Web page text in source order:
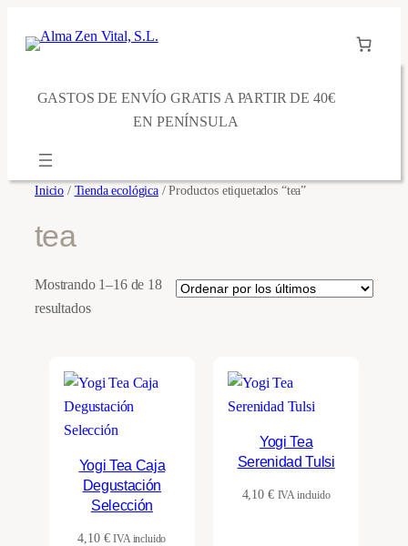
GASTOS DE ENVÍO GRATIS A PARTIR DE 40€
EN PENÍNSULA
Inicio / Tienda ecológica/ Productos etiquetados “tea”
tea
Mostrando 1–16 de 18
resultadosOrdenado
últimos
Yogi Tea Caja
Degustación
Selección
4,10 € IVA incluido
Yogi Tea
Serenidad Tulsi
4,10 € IVA incluido